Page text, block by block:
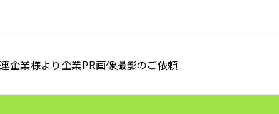
企業様より企業PR画像撮影のご依頼